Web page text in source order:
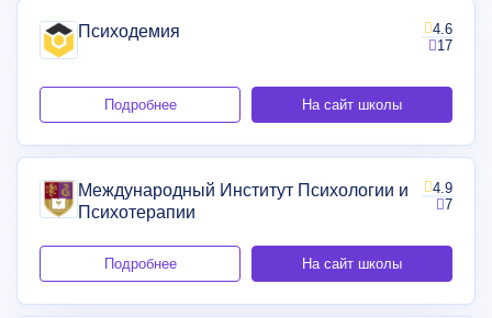
Психодемия
4.6
17
Подробнее На сайт школы
Международный Институт Психологии и
Психотерапии
4.9
7
Подробнее На сайт школы